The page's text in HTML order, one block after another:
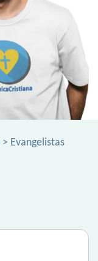
> Evangelistas